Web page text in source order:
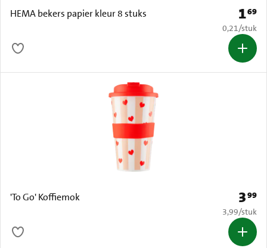
HEMA bekers papier kleur 8 stuks Prijs:
169
€ 0,21 per
0,21/stuk
'To Go' Koffiemok Prijs:
399
€ 3,99 per
3,99/stuk